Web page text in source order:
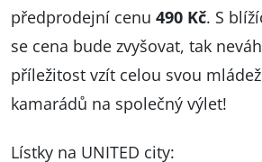
předprodejní cenu 490 Kč. S
se cena bude zvyšovat, tak
příležitost vzít celou svou
kamarádů na společný výlet!
Lístky na UNITED city: